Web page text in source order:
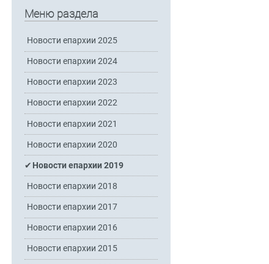
Меню раздела
Новости епархии 2025
Новости епархии 2024
Новости епархии 2023
Новости епархии 2022
Новости епархии 2021
Новости епархии 2020
Новости епархии 2019
Новости епархии 2018
Новости епархии 2017
Новости епархии 2016
Новости епархии 2015